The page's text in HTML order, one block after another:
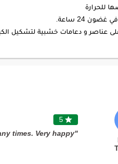
للحرارة
24 ساعة.
عناصر و دعامات خشبية لتشكيل
5
"Used many times. Very happy"